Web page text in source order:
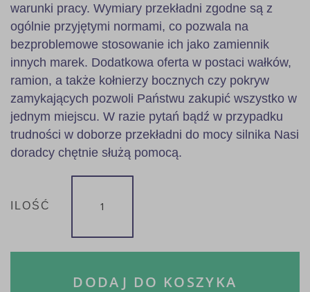
warunki pracy. Wymiary przekładni zgodne są z
ogólnie przyjętymi normami, co pozwala na
bezproblemowe stosowanie ich jako zamiennik
innych marek. Dodatkowa oferta w postaci wałków,
ramion, a także kołnierzy bocznych czy pokryw
zamykających pozwoli Państwu zakupić wszystko w
jednym miejscu. W razie pytań bądź w przypadku
trudności w doborze przekładni do mocy silnika Nasi
doradcy chętnie służą pomocą.
ILOŚĆ
DODAJ DO KOSZYKA